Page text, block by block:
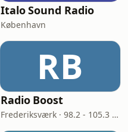
Italo Sound Radio
København
RB
Radio Boost
Frederiksværk · 98.2 - 105.3 FM